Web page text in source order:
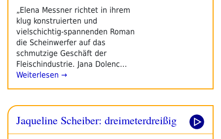
„Elena Messner richtet in ihrem
klug konstruierten und
vielschichtig-spannenden Roman
die Scheinwerfer auf das
schmutzige Geschäft der
Fleischindustrie. Jana Dolenc…
Weiterlesen →
Jaqueline Scheiber: dreimeterdreißig